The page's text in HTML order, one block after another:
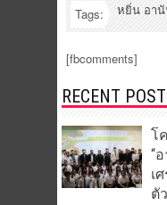
Tags: หยิ่น อา
[fbcomments]
RECENT
โ
“
เ
ตั